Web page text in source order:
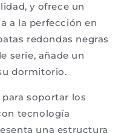
y ofrece un
a la perfección en
redondas negras
serie, añade un
dormitorio.
soportar los
tecnología
una estructura